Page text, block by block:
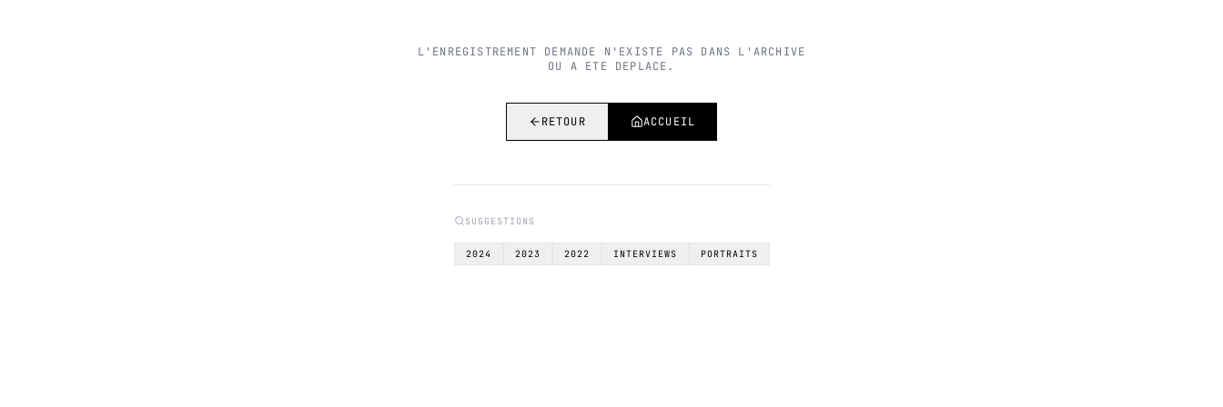
L'ENREGISTREMENT DEMANDE N'EXISTE PAS DANS L'ARCHIVE
OU A ETE DEPLACE.
RETOUR ACCUEIL
SUGGESTIONS
2024 2023 2022 INTERVIEWS PORTRAITS